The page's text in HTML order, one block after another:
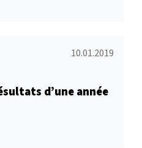
10.01.2019
d’une année